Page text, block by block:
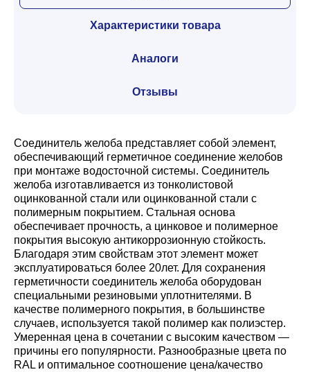
Характеристики товара
Аналоги
Отзывы
Соединитель желоба представляет собой элемент,
обеспечивающий герметичное соединение желобов
при монтаже водосточной системы. Соединитель
желоба изготавливается из тонколистовой
оцинкованной стали или оцинкованной стали с
полимерным покрытием. Стальная основа
обеспечивает прочность, а цинковое и полимерное
покрытия высокую антикоррозионную стойкость.
Благодаря этим свойствам этот элемент может
эксплуатироваться более 20лет. Для сохранения
герметичности соединитель желоба оборудован
специальными резиновыми уплотнителями. В
качестве полимерного покрытия, в большинстве
случаев, используется такой полимер как полиэстер.
Умеренная цена в сочетании с высоким качеством —
причины его популярности. Разнообразные цвета по
RAL и оптимальное соотношение цена/качество